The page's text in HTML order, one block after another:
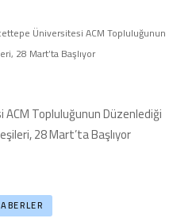
Üniversitesi ACM Topluluğunun
28 Mart’ta Başlıyor